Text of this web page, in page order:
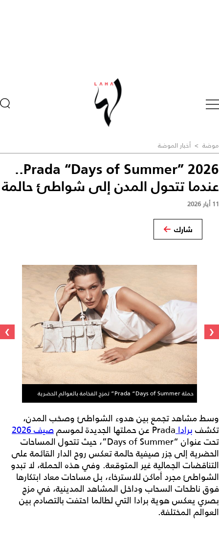
موضة > أخبار الموضة
Prada “Days of Summer” 2026..
عندما تتحول المدن إلى شواطئ حالمة
11 أيار 2026
شارك
حملة Prada “Days of Summer” تمزج الفخامة بالعوالم الحضرية
‹
›
وسط مشاهد تجمع بين هدوء الشواطئ وصخب المدن،
تكشف برادا Prada عن حملتها الجديدة لموسم
صيف 2026
تحت عنوان “Days of Summer”، حيث تتحول المساحات
الحضرية إلى جزر صيفية حالمة تعكس روح الدار القائمة على
التناقضات الجمالية غير المتوقعة. وفي هذه الحملة، لا تبدو
الشواطئ مجرد أماكن للاسترخاء، بل مساحات معاد ابتكارها
فوق ناطحات السحاب وداخل المشاهد المدينية، في مزج
بصري يعكس هوية برادا التي لطالما احتفت بالتصادم بين
العوالم المختلفة.